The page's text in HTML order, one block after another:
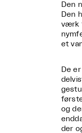
Den
Den
værk
et
De
og
der